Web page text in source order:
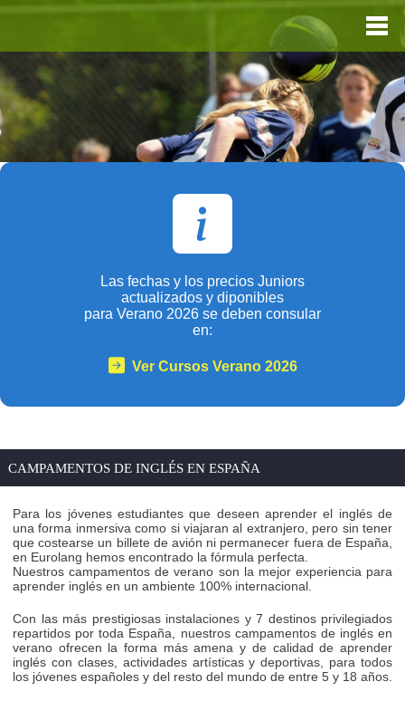
Las fechas y los precios Juniors
actualizados y diponibles
para Verano 2026 se deben consular
en:
Ver Cursos Verano 2026
CAMPAMENTOS DE INGLÉS EN ESPAÑA
Para los jóvenes estudiantes que deseen aprender el inglés de
una forma inmersiva como si viajaran al extranjero, pero sin tener
que costearse un billete de avión ni permanecer fuera de España,
en Eurolang hemos encontrado la fórmula perfecta.
Nuestros campamentos de verano son la mejor experiencia para
aprender inglés en un ambiente 100% internacional.
Con las más prestigiosas instalaciones y 7 destinos privilegiados
repartidos por toda España, nuestros campamentos de inglés en
verano ofrecen la forma más amena y de calidad de aprender
inglés con clases, actividades artísticas y deportivas, para todos
los jóvenes españoles y del resto del mundo de entre 5 y 18 años.